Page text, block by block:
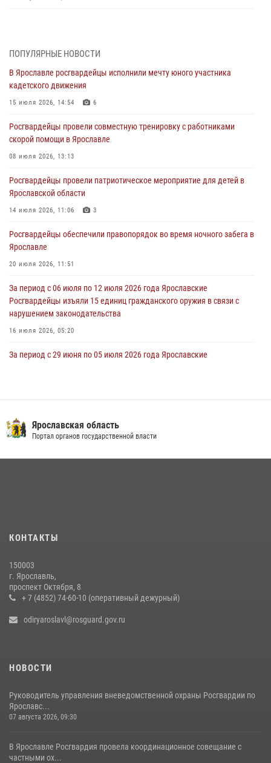
03 августа 2026, 07:24
Ярославские росгвардейцы за прошедшую неделю совершили
более 300 выездов по сигналам «тревога»
03 августа 2026, 07:09
Росгвардейцы оказали помощь беременной женщине во время
празднования Дня ВДВ в Ярославле
03 августа 2026, 06:20
За период с 20 июля по 26 июля 2026 года Ярославские
Росгвардейцы изъяли 41 единицу гражданского оружия в связи с
нарушением законодательства
В региональном управлении Росгвардии состоялся молебен,
приуроченный к празднику Крещения Руси
ПОПУЛЯРНЫЕ НОВОСТИ
В Ярославле росгвардейцы исполнили мечту юного участника
кадетского движения
15 июля 2026, 14:54 6
Росгвардейцы провели совместную тренировку с работниками
скорой помощи в Ярославле
08 июля 2026, 13:13
Росгвардейцы провели патриотическое мероприятие для детей в
Ярославской области
14 июля 2026, 11:06 3
Росгвардейцы обеспечили правопорядок во время ночного забега в
Ярославле
20 июля 2026, 11:51
За период с 06 июля по 12 июля 2026 года Ярославские
Росгвардейцы изъяли 15 единиц гражданского оружия в связи с
нарушением законодательства
16 июля 2026, 05:20
За период с 29 июня по 05 июля 2026 года Ярославские
Росгвардейцы оказали помощь пострадавшему в ДТП
мотоциклисту в Ярославле
СОВЕРШИЛИ БОЛЕЕ 300 ВЫЕЗДОВ ПО СИГНАЛАМ «ТРЕВОГА»
Центральный округ Росгвардии отмечает 105-летие
15 июля 2026, 11:06
Ярославская область
Портал органов государственной власти
КОНТАКТЫ
150003
г. Ярославль,
проспект Октября, 8
+ 7 (4852) 74-60-10 (оперативный дежурный)
odiryaroslavl@rosguard.gov.ru
НОВОСТИ
Руководитель управления вневедомственной охраны Росгвардии по
Ярославс...
07 августа 2026, 09:30
В Ярославле Росгвардия провела координационное совещание с
частными ох...